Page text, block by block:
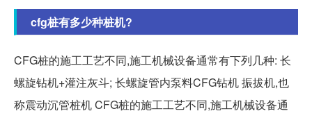
cfg桩有多少种桩机?
CFG桩的施工工艺不同,施工机械设备通常有下列几种: 长
螺旋钻机+灌注灰斗; 长螺旋管内泵料CFG钻机 振拔机,也
称震动沉管桩机 CFG桩的施工工艺不同,施工机械设备通